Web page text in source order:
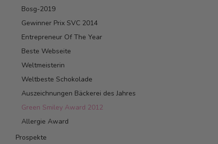
Bosg-2019
Gewinner Prix SVC 2014
Entrepreneur Of The Year
Beste Webseite
Weltmeisterin
Weltbeste Schokolade
Auszeichnungen Bäckerei des Jahres
Green Smiley Award 2012
Allergie Award
Prospekte